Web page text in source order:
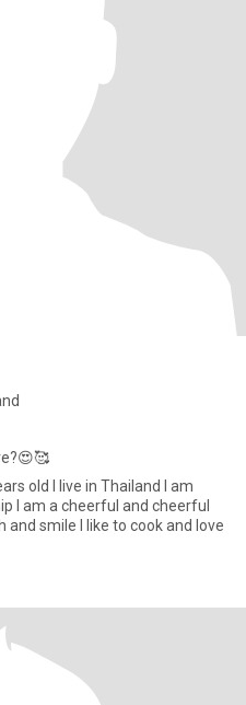
old I live in Thailand I am
I am a cheerful and cheerful
and smile I like to cook and love